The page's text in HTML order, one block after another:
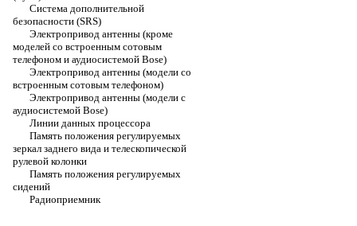
Система дополнительной
безопасности (SRS)
Электропривод антенны (кроме
моделей со встроенным сотовым
телефоном и аудиосистемой Bose)
Электропривод антенны (модели со
встроенным сотовым телефоном)
Электропривод антенны (модели с
аудиосистемой Bose)
Линии данных процессора
Память положения регулируемых
зеркал заднего вида и телескопической
рулевой колонки
Память положения регулируемых
сидений
Радиоприемник